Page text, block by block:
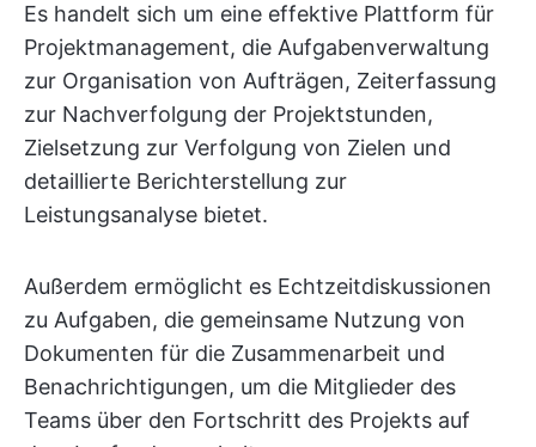
Es handelt sich um eine effektive Plattform für
Projektmanagement, die Aufgabenverwaltung
zur Organisation von Aufträgen, Zeiterfassung
zur Nachverfolgung der Projektstunden,
Zielsetzung zur Verfolgung von Zielen und
detaillierte Berichterstellung zur
Leistungsanalyse bietet.
Außerdem ermöglicht es Echtzeitdiskussionen
zu Aufgaben, die gemeinsame Nutzung von
Dokumenten für die Zusammenarbeit und
Benachrichtigungen, um die Mitglieder des
Teams über den Fortschritt des Projekts auf